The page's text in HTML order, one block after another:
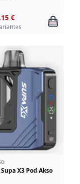
€
X3 Pod Akso